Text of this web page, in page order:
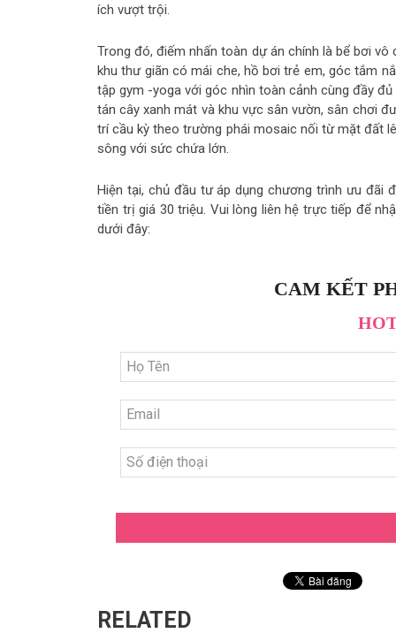
ích vượt trội.
Trong đó, điếm nhấn toàn dự án chính là bể bơi
khu thư giãn có mái che, hồ bơi trẻ em, góc tắm
tập gym -yoga với góc nhìn toàn cảnh cùng đầy
tán cây xanh mát và khu vực sân vườn, sân chơi
trí cầu kỳ theo trường phái mosaic nối từ mặt đất
sông với sức chứa lớn.
Hiện tại, chủ đầu tư áp dụng chương trình ưu đãi
tiền trị giá 30 triệu. Vui lòng liên hệ trực tiếp để
dưới đây:
CAM KẾT
RELATED